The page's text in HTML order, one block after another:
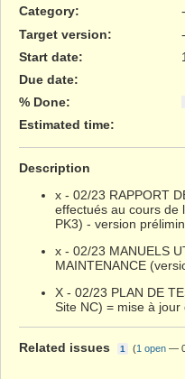
Category:
-
Target version:
-
Start date:
Due date:
% Done:
Estimated time:
Description
x - 02/23 RAPPORT
effectués au cours de
PK3) - version
x - 02/23 MANUELS
MAINTENANCE
X - 02/23 PLAN DE
Site NC) = mise à
Related issues 1 (1 open —